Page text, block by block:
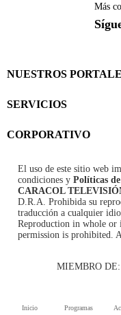
Inicio Programas
Más
NUESTROS
SERVICIOS
CORPORATIVO
El uso de este sitio web
condiciones y Políticas
CARACOL
D.R.A. Prohibida su
traducción a cualquier
Reproduction in whole
permission is prohibited.
MIEMBRO DE: